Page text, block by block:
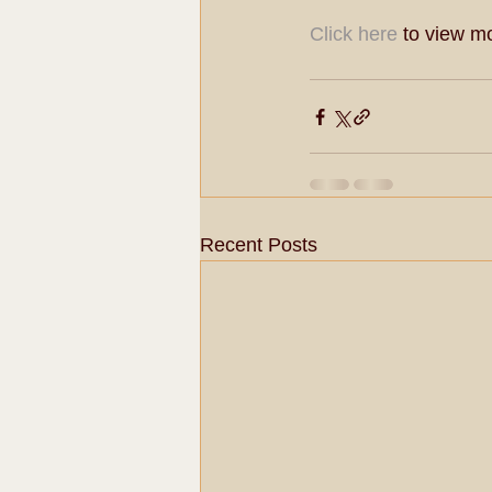
Click here to view
Recent Posts